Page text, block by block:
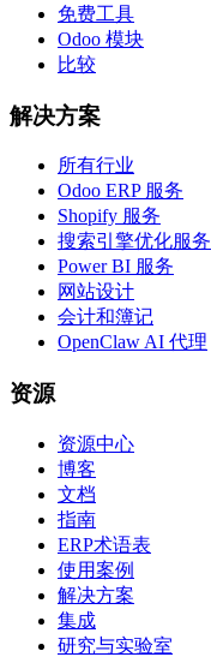
免费工具
Odoo 模块
比较
解决方案
所有行业
Odoo ERP 服务
Shopify 服务
搜索引擎优化服务
Power BI 服务
网站设计
会计和簿记
OpenClaw AI 代理
资源
资源中心
博客
文档
指南
ERP术语表
使用案例
解决方案
集成
研究与实验室